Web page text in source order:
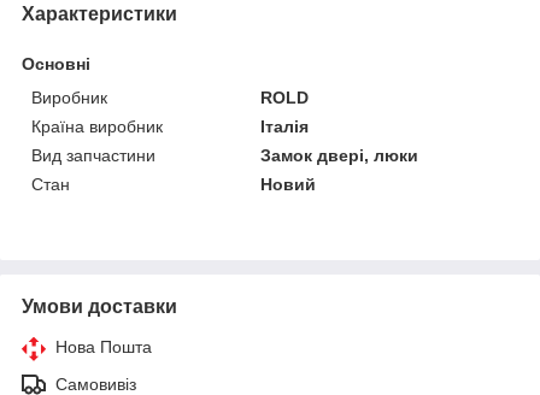
Характеристики
Основні
Виробник
ROLD
Країна виробник
Італія
Вид запчастини
Замок двері, люки
Стан
Новий
Умови доставки
Нова Пошта
Самовивіз